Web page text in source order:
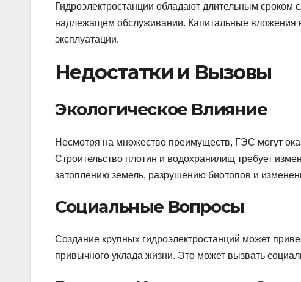
Гидроэлектростанции обладают длительным сроком
надлежащем обслуживании. Капитальные вложения
эксплуатации.
Недостатки и Вызовы
Экологическое Влияние
Несмотря на множество преимуществ, ГЭС могут
Строительство плотин и водохранилищ требует
затоплению земель, разрушению биотопов и
Социальные Вопросы
Создание крупных гидроэлектростанций может
привычного уклада жизни. Это может вызвать